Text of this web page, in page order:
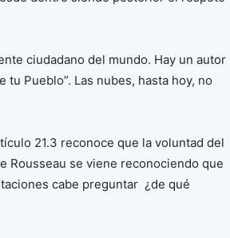
ciudadano del mundo. Hay un autor
Pueblo”. Las nubes, hasta hoy, no
21.3 reconoce que la voluntad del
Rousseau se viene reconociendo que
cabe preguntar ¿de qué